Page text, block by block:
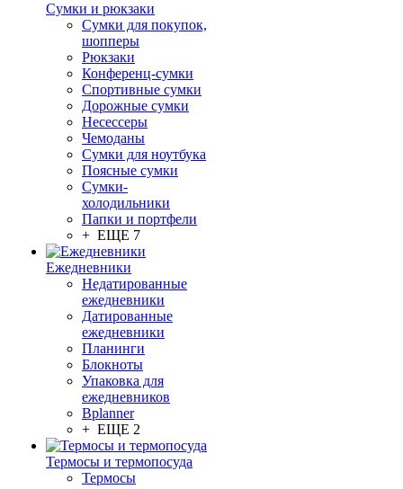
Сумки и рюкзаки
Сумки для покупок,
шопперы
Рюкзаки
Конференц-сумки
Спортивные сумки
Дорожные сумки
Несессеры
Чемоданы
Сумки для ноутбука
Поясные сумки
Сумки-
холодильники
Папки и портфели
+ ЕЩЕ 7
Ежедневники
Недатированные
ежедневники
Датированные
ежедневники
Планинги
Блокноты
Упаковка для
ежедневников
Bplanner
+ ЕЩЕ 2
Термосы и термопосуда
Термосы